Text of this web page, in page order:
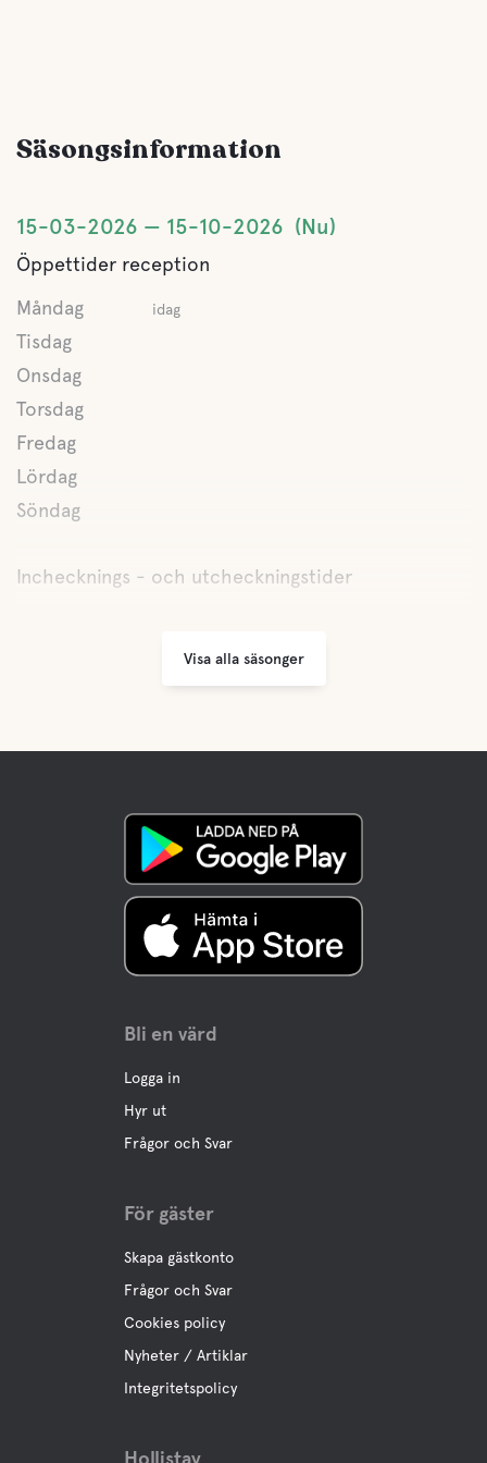
Husdjursvänligt
Säsongsinformation
15-03-2026 15-10-2026 Nu
Öppettider reception
Måndag
idag
Tisdag
Onsdag
Torsdag
Fredag
Lördag
Söndag
Inchecknings - och utcheckningstider
Visa alla säsonger
Bli en värd
Logga in
Hyr ut
Frågor och Svar
För gäster
Skapa gästkonto
Frågor och Svar
Cookies policy
Nyheter / Artiklar
Integritetspolicy
Hollistay